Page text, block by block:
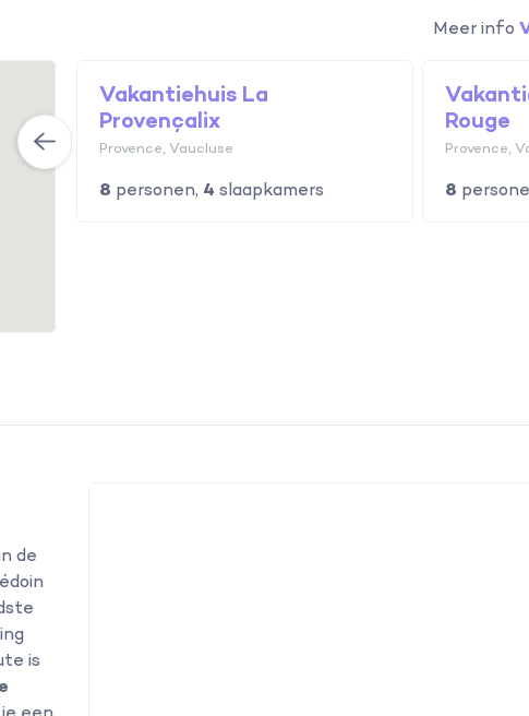
Meer info
Nieuw
Vakantiehuis La
Provençalix
Provence, Vaucluse
8 personen, 4 slaapkamers
Rouge
Provence,
8
de
is